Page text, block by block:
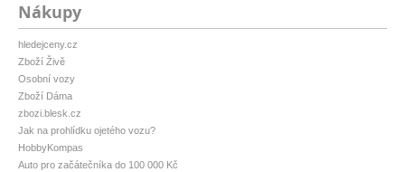
Nákupy
hledejceny.cz
Zboží Živě
Osobní vozy
Zboží Dáma
zbozi.blesk.cz
Jak na prohlídku ojetého vozu?
HobbyKompas
Auto pro začátečníka do 100 000 Kč